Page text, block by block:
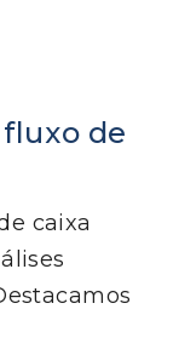
de
caixa